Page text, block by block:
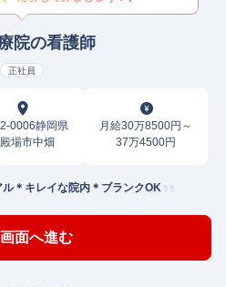
院の看護師
正社員
0006静岡県
場市中畑
月給30万8500円～
37万4500円
＊キレイな院内＊ブランクOK
面へ進む